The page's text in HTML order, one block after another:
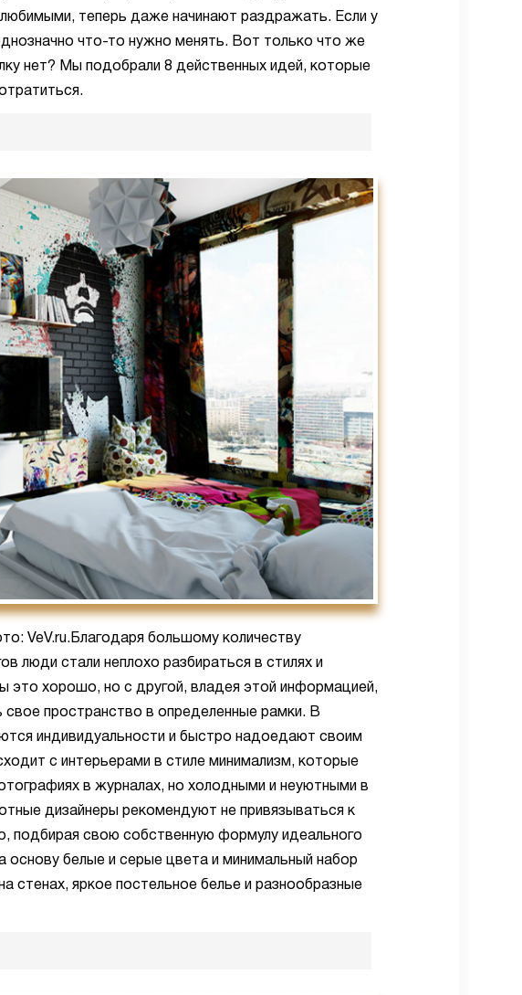
теперь даже начинают раздражать. Если у
что-то нужно менять. Вот только что же
нет? Мы подобрали 8 действенных идей, которые
VeV.ru.Благодаря большому количеству
люди стали неплохо разбираться в стилях и
это хорошо, но с другой, владея этой информацией,
свое пространство в определенные рамки. В
индивидуальности и быстро надоедают своим
с интерьерами в стиле минимализм, которые
в журналах, но холодными и неуютными в
дизайнеры рекомендуют не привязываться к
подбирая свою собственную формулу идеального
белые и серые цвета и минимальный набор
стенах, яркое постельное белье и разнообразные